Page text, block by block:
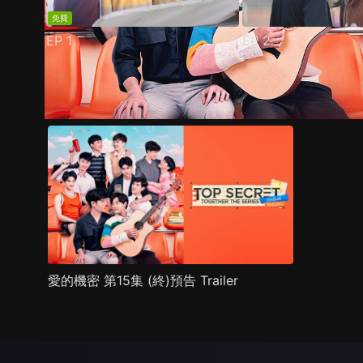
免費
EP 1 EP2
劇照 推薦影片 劇情介紹
愛的機密 第15集 (終)預告 Trailer